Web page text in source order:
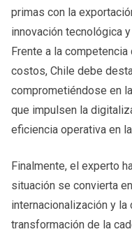
primas con la
innovación tecnológica
Frente a la
costos, Chile debe
comprometiéndose en
que impulsen la
eficiencia operativa en
Finalmente, el experto
situación se convierta
internacionalización y
transformación de la